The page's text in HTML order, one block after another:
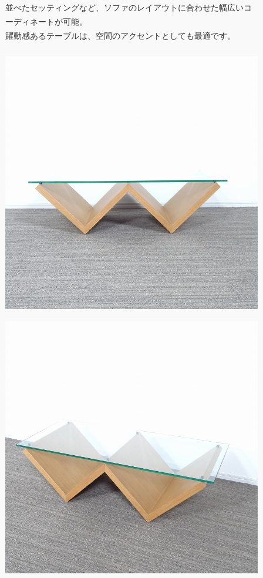
並べたセッティングなど、ソファのレイアウトに合わせた幅広いコ
ーディネートが可能。
躍動感あるテーブルは、空間のアクセントとしても最適です。